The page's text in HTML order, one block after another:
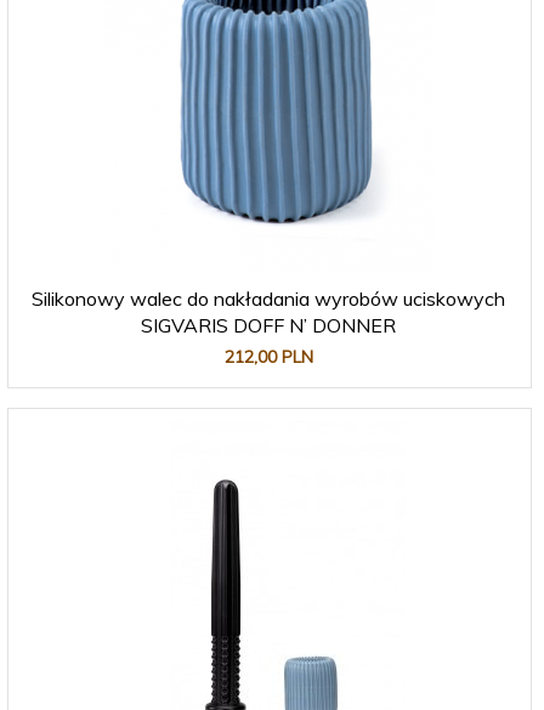
Silikonowy walec do nakładania wyrobów uciskowych
SIGVARIS DOFF N’ DONNER
212,00 PLN